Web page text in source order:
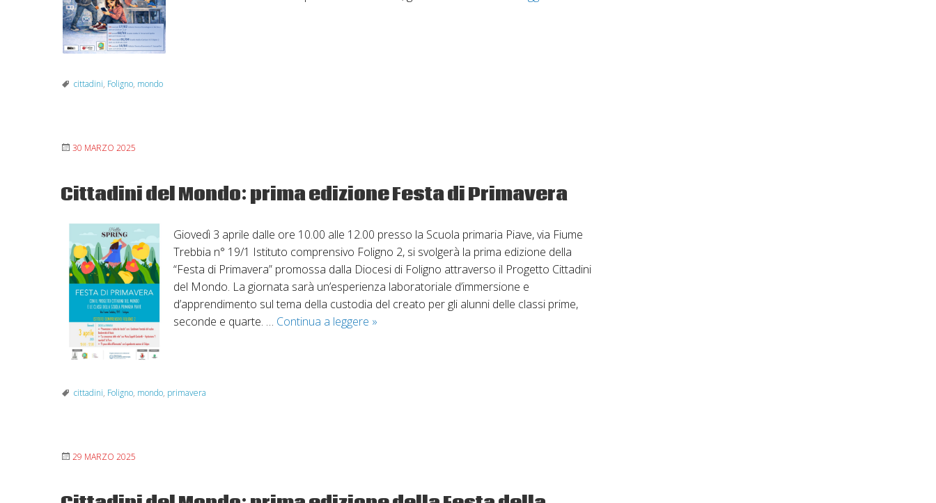
cittadini, Foligno, mondo
30 MARZO 2025
Cittadini del Mondo: prima edizione Festa di Primavera
Giovedì 3 aprile dalle ore 10.00 alle 12.00 presso la Scuola primaria Piave, via Fiume
Trebbia n° 19/1 Istituto comprensivo Foligno 2, si svolgerà la prima edizione della
“Festa di Primavera” promossa dalla Diocesi di Foligno attraverso il Progetto Cittadini
del Mondo. La giornata sarà un’esperienza laboratoriale d’immersione e
d’apprendimento sul tema della custodia del creato per gli alunni delle classi prime,
seconde e quarte. … Continua a leggere Cittadini
»
cittadini, Foligno, mondo, primavera
29 MARZO 2025